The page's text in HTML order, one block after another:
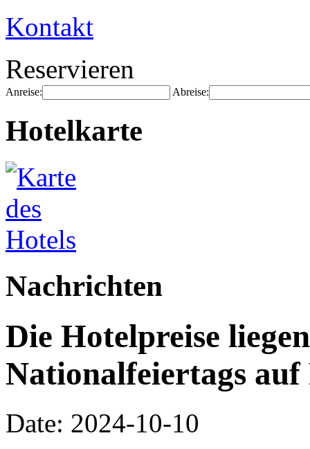
Kontakt
Reservieren
Anreise: Abreise:
Hotelkarte
Nachrichten
Die Hotelpreise
Nationalfeiertags auf
Date: 2024-10-10